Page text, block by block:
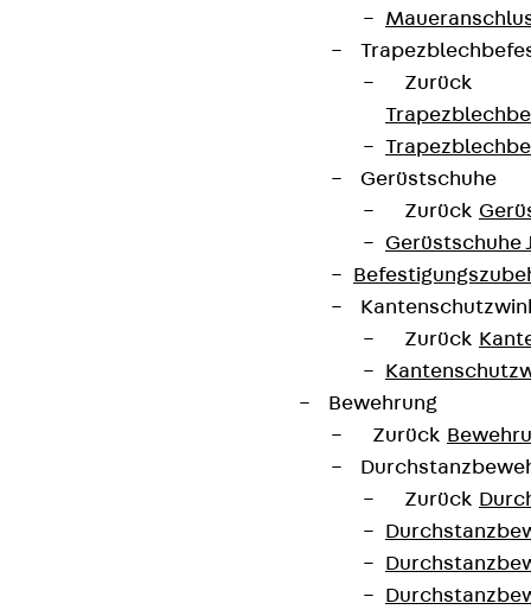
Zurück
Gerüstschuhe
Zurück
Gerüstschuhe
Zurück
Bewehrung
Zurück
Zurück
Partner von Anfang bis Zukunft.